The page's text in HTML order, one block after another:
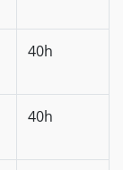
40h
40h